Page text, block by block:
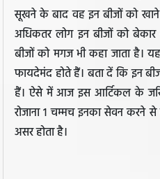
सूखने के बाद वह इन बीजों को
अधिकतर लोग इन बीजों को
बीजों को मगज भी कहा जाता
फायदेमंद होते हैं। बता दें कि इन
हैं। ऐसे में आज इस आर्टिकल के
रोजाना 1 चम्मच इनका सेवन करने
असर होता है।